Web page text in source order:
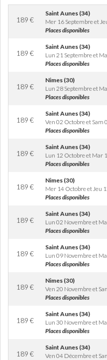
189 €
Saint Aunes (34)
Mer 16 Septembre et
Places disponibles
189 €
Saint Aunes (34)
Lun 21 Septembre et
Places disponibles
189 €
Nimes (30)
Lun 28 Septembre et
Places disponibles
189 €
Saint Aunes (34)
Ven 02 Octobre et Sam
Places disponibles
189 €
Saint Aunes (34)
Lun 12 Octobre et Mar
Places disponibles
189 €
Nimes (30)
Mer 14 Octobre et Jeu
Places disponibles
189 €
Saint Aunes (34)
Lun 02 Novembre et
Places disponibles
189 €
Saint Aunes (34)
Lun 09 Novembre et
Places disponibles
189 €
Nimes (30)
Ven 20 Novembre et
Places disponibles
189 €
Saint Aunes (34)
Lun 30 Novembre et
Places disponibles
189 €
Saint Aunes (34)
Ven 04 Décembre et